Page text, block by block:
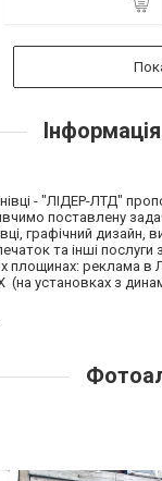
- "ЛІДЕР-ЛТД"
поставлену
графічний дизайн,
та інші
площинах: реклама в
установках з